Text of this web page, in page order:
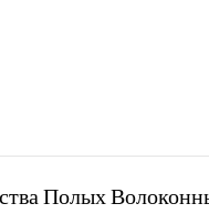
Полых